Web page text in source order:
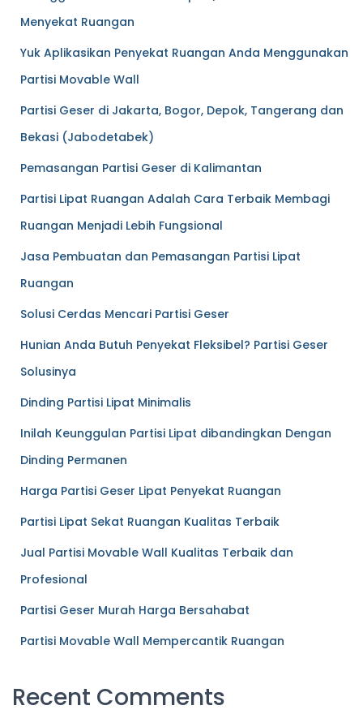
Menyekat Ruangan
Yuk Aplikasikan Penyekat Ruangan Anda Menggunakan
Partisi Movable Wall
Partisi Geser di Jakarta, Bogor, Depok, Tangerang dan
Bekasi (Jabodetabek)
Pemasangan Partisi Geser di Kalimantan
Partisi Lipat Ruangan Adalah Cara Terbaik Membagi
Ruangan Menjadi Lebih Fungsional
Jasa Pembuatan dan Pemasangan Partisi Lipat
Ruangan
Solusi Cerdas Mencari Partisi Geser
Hunian Anda Butuh Penyekat Fleksibel? Partisi Geser
Solusinya
Dinding Partisi Lipat Minimalis
Inilah Keunggulan Partisi Lipat dibandingkan Dengan
Dinding Permanen
Harga Partisi Geser Lipat Penyekat Ruangan
Partisi Lipat Sekat Ruangan Kualitas Terbaik
Jual Partisi Movable Wall Kualitas Terbaik dan
Profesional
Partisi Geser Murah Harga Bersahabat
Partisi Movable Wall Mempercantik Ruangan
Recent Comments